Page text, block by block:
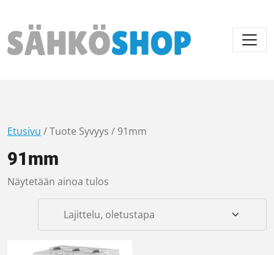
Päävalikko
Etusivu / Tuote Syvyys / 91mm
91mm
Näytetään ainoa tulos